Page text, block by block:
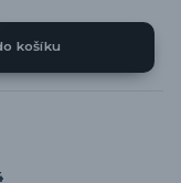
košíku